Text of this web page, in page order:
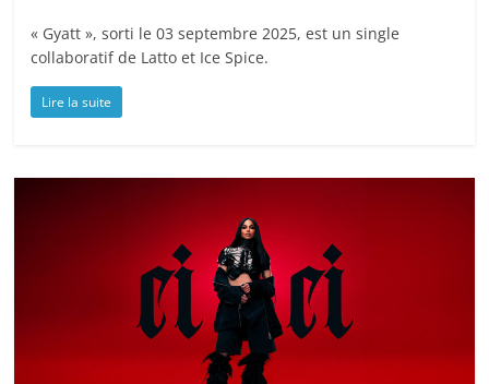
« Gyatt », sorti le 03 septembre 2025, est un single
collaboratif de Latto et Ice Spice.
Lire la suite